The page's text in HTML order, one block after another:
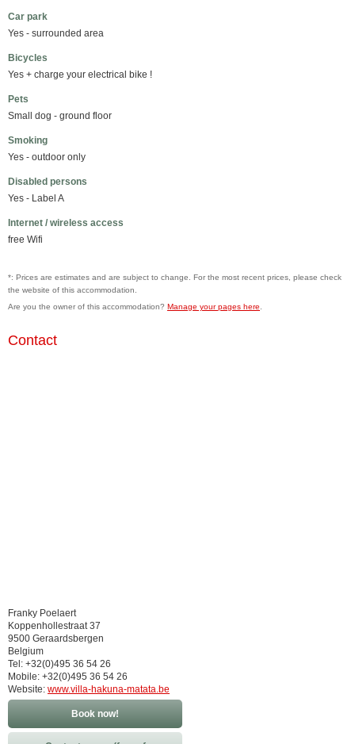
Car park
Yes - surrounded area
Bicycles
Yes + charge your electrical bike !
Pets
Small dog - ground floor
Smoking
Yes - outdoor only
Disabled persons
Yes - Label A
Internet / wireless access
free Wifi
*: Prices are estimates and are subject to change. For the most recent prices, please check
the website of this accommodation.
Are you the owner of this accommodation? Manage your pages here
Contact
Franky Poelaert
Koppenhollestraat 37
9500 Geraardsbergen
Belgium
Tel: +32(0)495 36 54 26
Mobile: +32(0)495 36 54 26
Website: www.villa-hakuna-matata.be
Book now!